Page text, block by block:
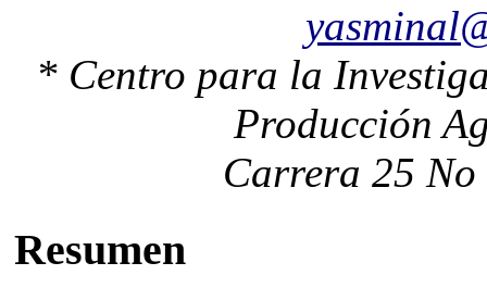
* Centro para la
Producción
Carrera 25
Resumen